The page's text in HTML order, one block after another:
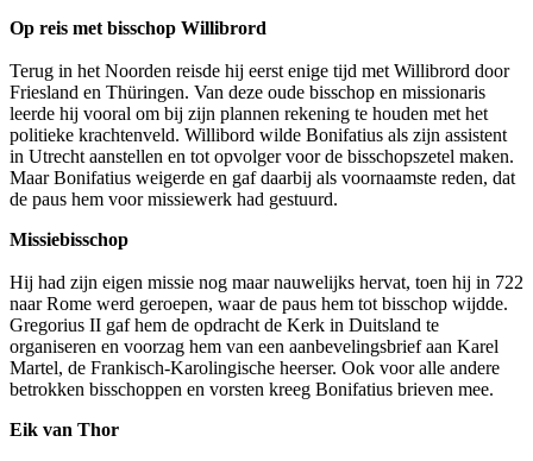
Op reis met bisschop Willibrord
Terug in het Noorden reisde hij eerst enige tijd met Willibrord door
Friesland en Thüringen. Van deze oude bisschop en missionaris
leerde hij vooral om bij zijn plannen rekening te houden met het
politieke krachtenveld. Willibord wilde Bonifatius als zijn assistent
in Utrecht aanstellen en tot opvolger voor de bisschopszetel maken.
Maar Bonifatius weigerde en gaf daarbij als voornaamste reden, dat
de paus hem voor missiewerk had gestuurd.
Missiebisschop
Hij had zijn eigen missie nog maar nauwelijks hervat, toen hij in 722
naar Rome werd geroepen, waar de paus hem tot bisschop wijdde.
Gregorius II gaf hem de opdracht de Kerk in Duitsland te
organiseren en voorzag hem van een aanbevelingsbrief aan Karel
Martel, de Frankisch-Karolingische heerser. Ook voor alle andere
betrokken bisschoppen en vorsten kreeg Bonifatius brieven mee.
Eik van Thor